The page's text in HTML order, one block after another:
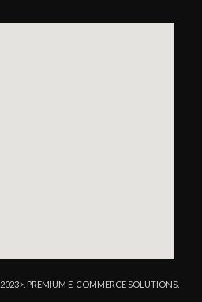
2023>. PREMIUM E-COMMERCE SOLUTIONS.